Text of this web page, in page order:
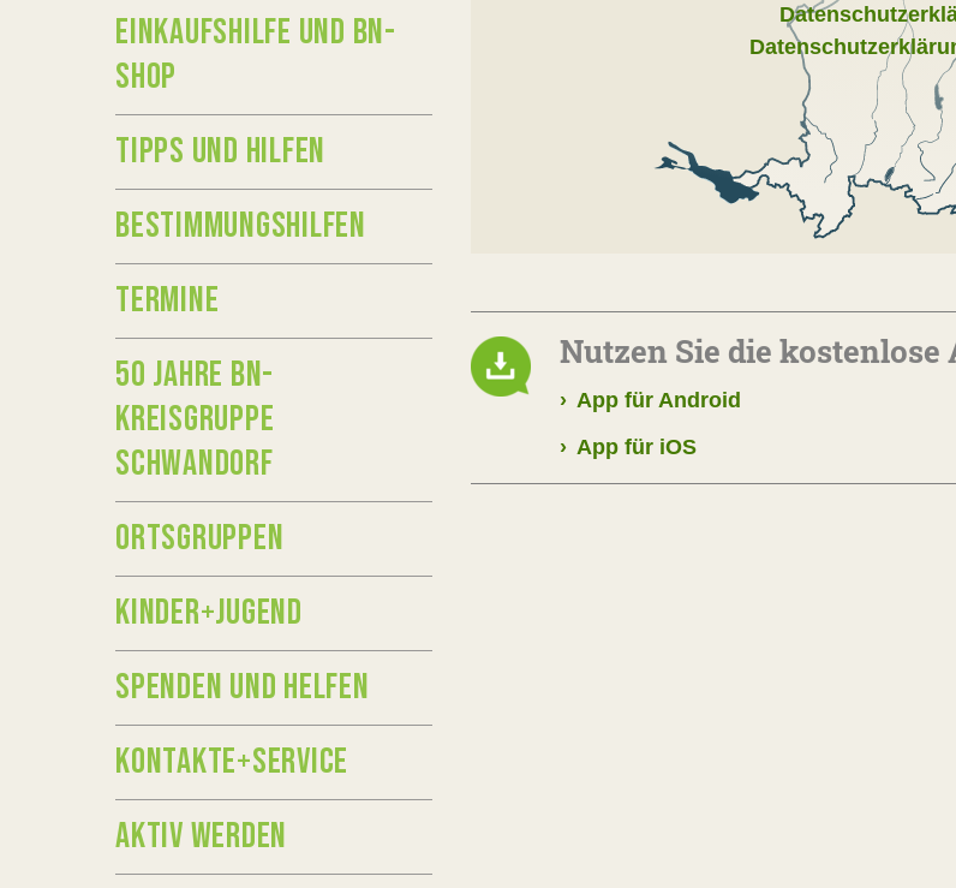
Nutzen Sie die kostenlose
› App für Android
› App für iOS
EINKAUFSHILFE UND BN-
SHOP
TIPPS UND HILFEN
BESTIMMUNGSHILFEN
TERMINE
50 JAHRE BN-
KREISGRUPPE
SCHWANDORF
ORTSGRUPPEN
KINDER+JUGEND
SPENDEN UND HELFEN
KONTAKTE+SERVICE
AKTIV WERDEN